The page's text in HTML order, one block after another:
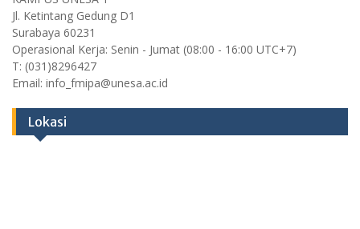
Jl. Ketintang Gedung D1
Surabaya 60231
Operasional Kerja: Senin - Jumat (08:00 - 16:00 UTC+7)
T: (031)8296427
Email: info_fmipa@unesa.ac.id
Lokasi